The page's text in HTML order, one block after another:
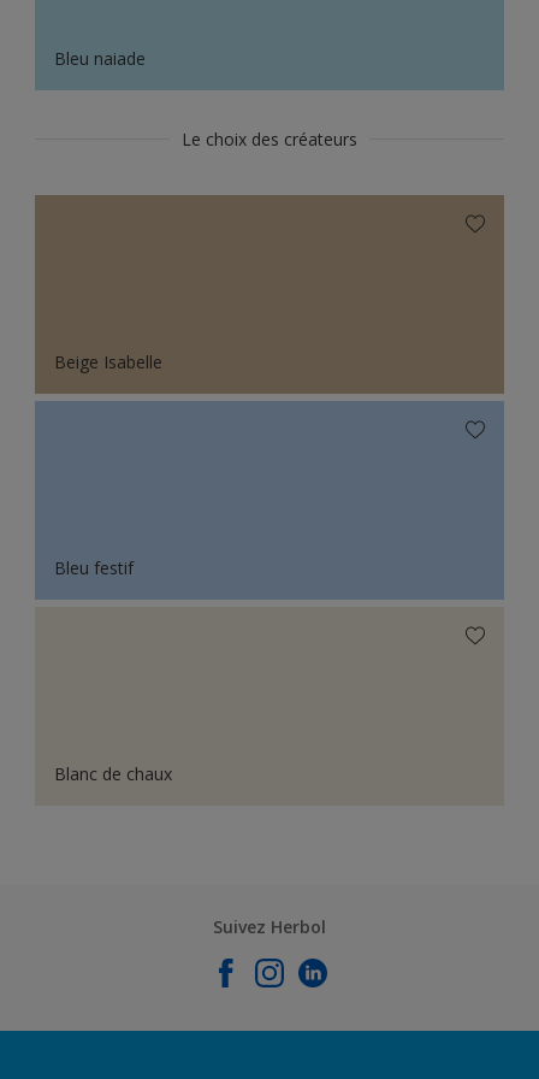
Bleu naiade
Le choix des créateurs
Beige Isabelle
Bleu festif
Blanc de chaux
Suivez Herbol